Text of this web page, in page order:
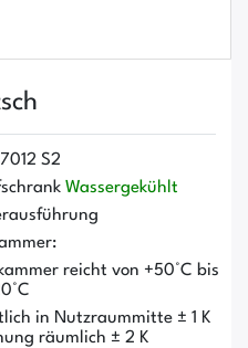
S2
Wassergekühlt
reicht von +50°C bis
in Nutzraummitte ± 1 K
räumlich ± 2 K